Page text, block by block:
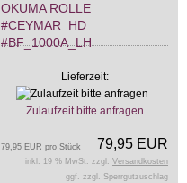
OKUMA ROLLE
#CEYMAR_HD
#BF_1000A_LH
Lieferzeit:
Zulaufzeit bitte anfragen
79,95 EUR
79,95 EUR pro Stück
inkl. 19 % MwSt. zzgl. Versandkosten
ggf. zzgl. Sperrgutzuschlag